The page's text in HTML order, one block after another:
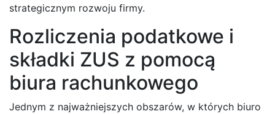
strategicznym rozwoju firmy.
Rozliczenia podatkowe i
składki ZUS z pomocą
biura rachunkowego
Jednym z najważniejszych obszarów, w których biuro